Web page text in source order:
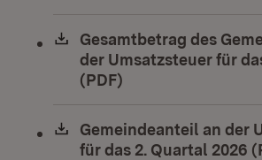
Download:
Gesamtbetrag des
der Umsatzsteuer für
(PDF)
Download:
Gemeindeanteil an der
für das 2. Quartal 2026